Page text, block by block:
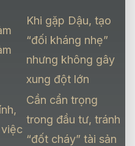
Khi gặp Dậu, tạo
“đối kháng nhẹ”
nhưng không gây
xung đột lớn
Cần cẩn trọng
trong đầu tư, tránh
“đốt cháy” tài sản